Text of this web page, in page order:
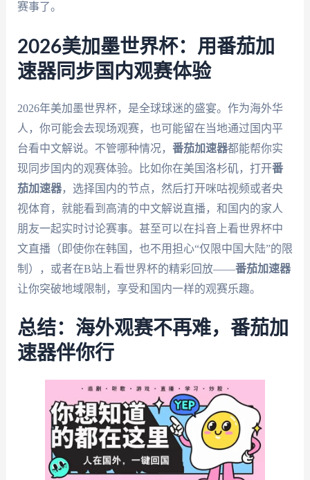
赛事了。
2026美加墨世界杯：用番茄加
速器同步国内观赛体验
2026年美加墨世界杯，是全球球迷的盛宴。作为海外华
人，你可能会去现场观赛，也可能留在当地通过国内平
台看中文解说。不管哪种情况， 番茄加速器都能帮你实
现同步国内的观赛体验。比如你在美国洛杉矶，打开番
茄加速器，选择国内的节点，然后打开咪咕视频或者央
视体育，就能看到高清的中文解说直播，和国内的家人
朋友一起实时讨论赛事。甚至可以在抖音上看世界杯中
文直播（即使你在韩国，也不用担心“仅限中国大陆”的限
制），或者在B站上看世界杯的精彩回放——番茄加速器
让你突破地域限制，享受和国内一样的观赛乐趣。
总结：海外观赛不再难，番茄加
速器伴你行